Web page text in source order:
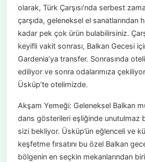
olarak, Türk Çarşısı’nda serbest
çarşıda, geleneksel el sanatlarından
kadar pek çok ürün bulabilirsiniz.
keyifli vakit sonrası, Balkan Gecesi
Gardenia’ya transfer. Sonrasında
ediliyor ve sonra odalarımıza
Üsküp’te otelimizde.
Akşam Yemeği: Geleneksel Balkan
dans gösterileri eşliğinde unutulmaz
sizi bekliyor. Üsküp’ün eğlenceli ve
keşfetme fırsatını bu özel Balkan
bölgenin en seçkin mekanlarından